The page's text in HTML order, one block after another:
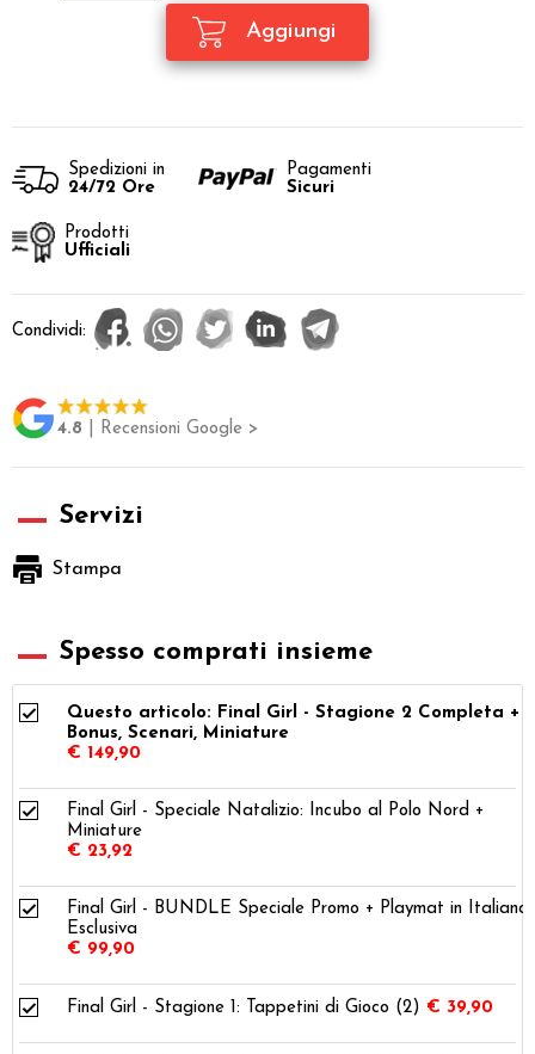
Spedizioni in
24/72 Ore
Pagamenti
Sicuri
Prodotti
Ufficiali
Condividi:
4.8 | Recensioni Google >
Servizi
Stampa
Spesso comprati insieme
Questo articolo: Final Girl - Stagione 2 Completa +
Bonus, Scenari, Miniature
€ 149,90
Final Girl - Speciale Natalizio: Incubo al Polo Nord +
Miniature
€ 23,92
Final Girl - BUNDLE Speciale Promo + Playmat in Italiano
Esclusiva
€ 99,90
Final Girl - Stagione 1: Tappetini di Gioco (2) € 39,90